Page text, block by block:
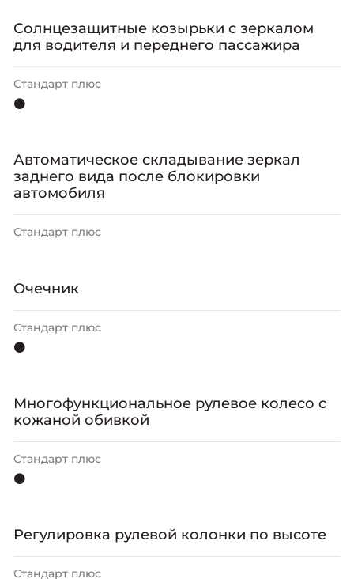
Солнцезащитные козырьки с зеркалом
для водителя и переднего пассажира
Стандарт плюс
⚫
Автоматическое складывание зеркал
заднего вида после блокировки
автомобиля
Стандарт плюс
Очечник
Стандарт плюс
⚫
Многофункциональное рулевое колесо с
кожаной обивкой
Стандарт плюс
⚫
Регулировка рулевой колонки по высоте
Стандарт плюс